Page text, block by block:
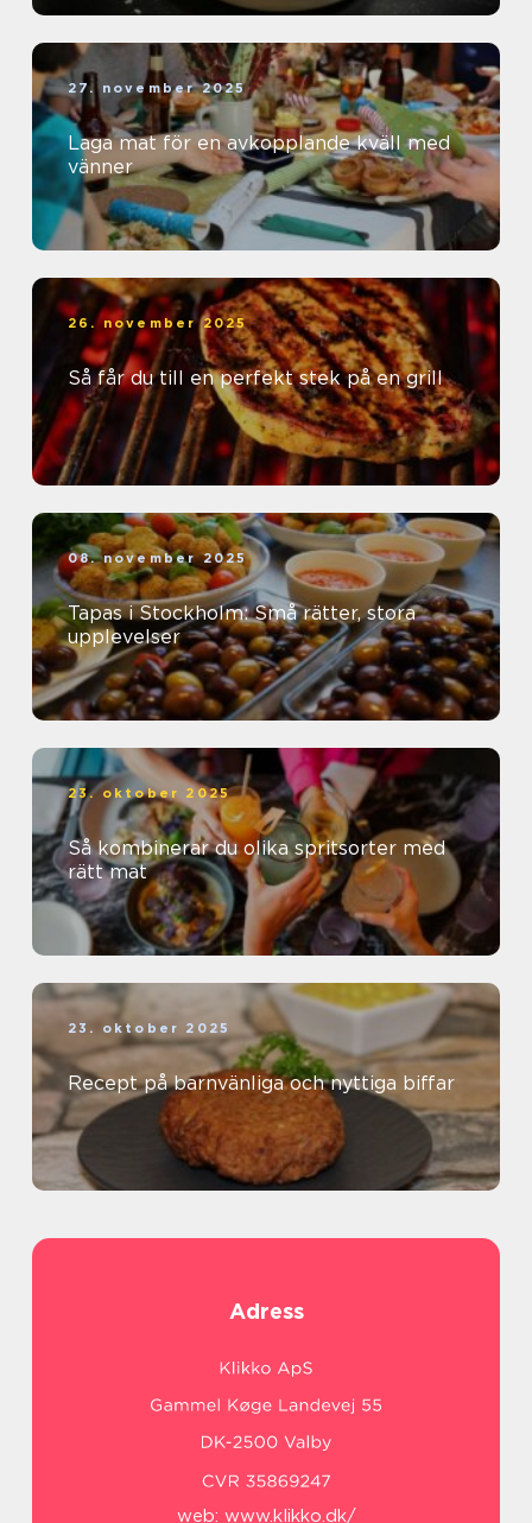
27. november 2025
Laga mat för en avkopplande kväll med
vänner
26. november 2025
Så får du till en perfekt stek på en grill
08. november 2025
Tapas i Stockholm: Små rätter, stora
upplevelser
23. oktober 2025
Så kombinerar du olika spritsorter med
rätt mat
23. oktober 2025
Recept på barnvänliga och nyttiga biffar
Adress
web: www.klikko.dk/